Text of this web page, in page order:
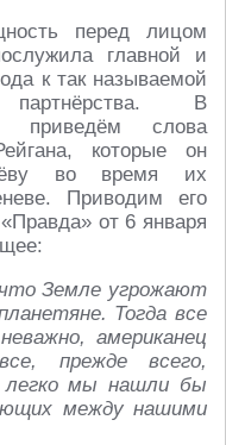
перед лицом
главной и
к так называемой
партнёрства. В
приведём слова
которые он
во время их
Приводим его
от 6 января
Земле угрожают
Тогда все
американец
прежде всего,
легко мы нашли бы
между нашими